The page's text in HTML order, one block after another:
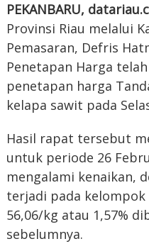
PEKANBARU,
Provinsi Riau melalui
Pemasaran, Defris
Penetapan Harga
penetapan harga
kelapa sawit pada
Hasil rapat tersebut
untuk periode 26
mengalami kenaikan,
terjadi pada
56,06/kg atau 1,57%
sebelumnya.